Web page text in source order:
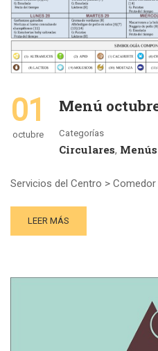
01
octubre
Menú
Categorías
Circulares,
Servicios del Centro >
LEER MÁS